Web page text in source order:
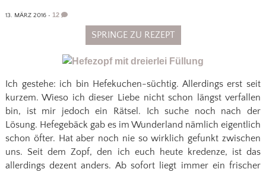
13. MÄRZ 2016• 12
SPRINGE ZU REZEPT
Ich gestehe: ich bin Hefekuchen-süchtig. Allerdings erst seit
kurzem. Wieso ich dieser Liebe nicht schon längst verfallen
bin, ist mir jedoch ein Rätsel. Ich suche noch nach der
Lösung. Hefegebäck gab es im Wunderland nämlich eigentlich
schon öfter. Hat aber noch nie so wirklich gefunkt zwischen
uns. Seit dem Zopf, den ich euch heute kredenze, ist das
allerdings dezent anders. Ab sofort liegt immer ein frischer